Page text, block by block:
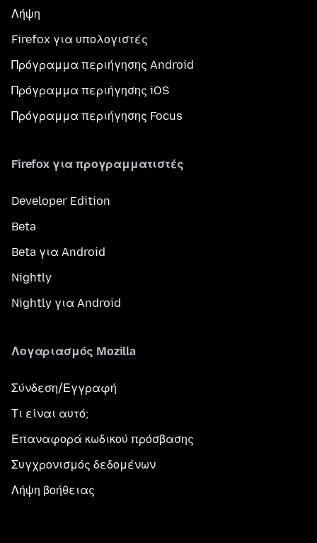
Λήψη
Firefox για υπολογιστές
Πρόγραμμα περιήγησης Android
Πρόγραμμα περιήγησης iOS
Πρόγραμμα περιήγησης Focus
Firefox για προγραμματιστές
Developer Edition
Beta
Beta για Android
Nightly
Nightly για Android
Λογαριασμός Mozilla
Σύνδεση/Εγγραφή
Τι είναι αυτό;
Επαναφορά κωδικού πρόσβασης
Συγχρονισμός δεδομένων
Λήψη βοήθειας